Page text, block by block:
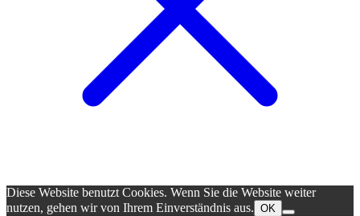
Diese Website benutzt Cookies. Wenn Sie die Website weiter
nutzen, gehen wir von Ihrem Einverständnis aus. OK